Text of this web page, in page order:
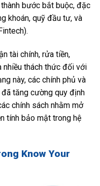
bước bắt buộc, đặc
khoán, quỹ đầu tư, và
tài chính, rửa tiền,
nhiều thách thức đối với
này, các chính phủ và
tăng cường quy định
chính sách nhằm mở
tính bảo mật trong hệ
Know Your